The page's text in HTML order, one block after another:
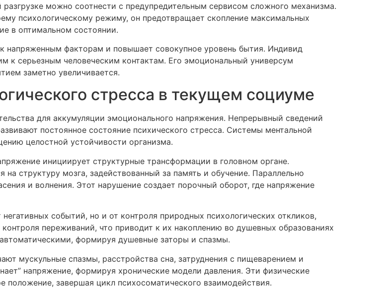
можно соотнести с предупредительным сервисом сложного механизма.
психологическому режиму, он предотвращает скопление максимальных
в оптимальном состоянии.
напряженным факторам и повышает совокупное уровень бытия. Индивид
серьезным человеческим контактам. Его эмоциональный универсум
заметно увеличивается.
стресса в текущем социуме
для аккумуляции эмоционального напряжения. Непрерывный сведений
постоянное состояние психического стресса. Системы ментальной
целостной устойчивости организма.
инициирует структурные трансформации в головном органе.
структуру мозга, задействованный за память и обучение. Параллельно
и волнения. Этот нарушение создает порочный оборот, где напряжение
событий, но и от контроля природных психологических откликов,
переживаний, что приводит к их накоплению во душевных образованиях
формируя душевные заторы и спазмы.
мускульные спазмы, расстройства сна, затруднения с пищеварением и
напряжение, формируя хронические модели давления. Эти физические
завершая цикл психосоматического взаимодействия.